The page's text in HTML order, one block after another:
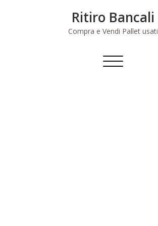
Ritiro Bancali
Compra e Vendi Pallet usati
Commuta